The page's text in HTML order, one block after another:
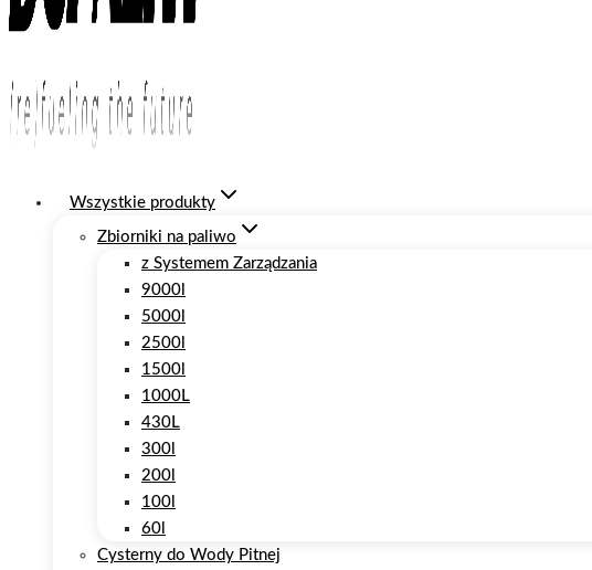
Wszystkie produkty
Zbiorniki na paliwo
z Systemem Zarządzania
9000l
5000l
2500l
1500l
1000L
430L
300l
200l
100l
60l
Cysterny do Wody Pitnej